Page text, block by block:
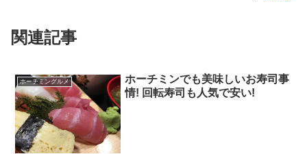
関連記事
ホーチミングルメ
ホーチミンでも美味しいお寿司事
情! 回転寿司も人気で安い!